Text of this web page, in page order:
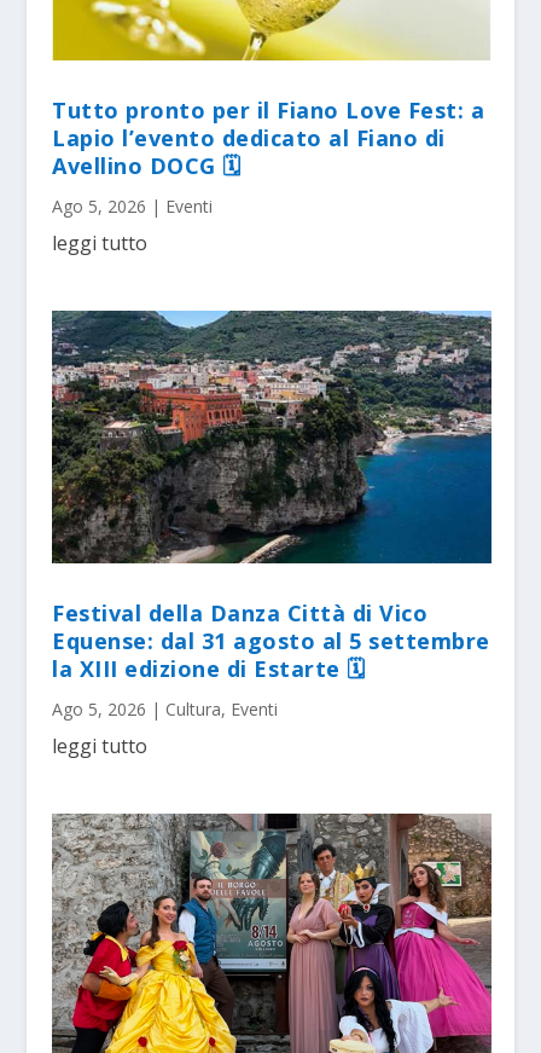
Tutto pronto per il Fiano Love Fest: a
Lapio l’evento dedicato al Fiano di
Avellino DOCG 🗓
Ago 5, 2026 | Eventi
leggi tutto
Festival della Danza Città di Vico
Equense: dal 31 agosto al 5 settembre
la XIII edizione di Estarte 🗓
Ago 5, 2026 | Cultura, Eventi
leggi tutto